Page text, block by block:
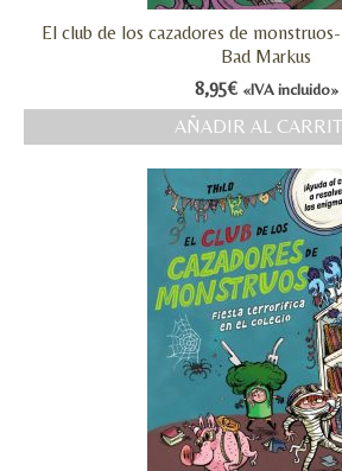
El club de los cazadores de
Bad Markus
8,95€ «IVA incluido»
AÑADIR AL